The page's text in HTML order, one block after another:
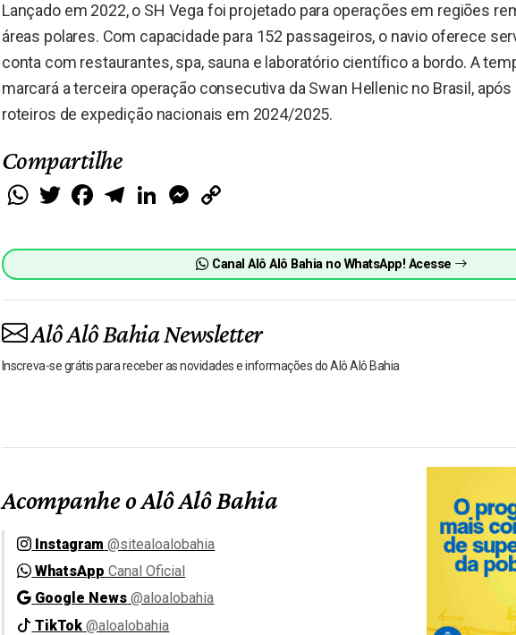
Lançado em 2022, o SH Vega foi projetado para operações em regiões
áreas polares. Com capacidade para 152 passageiros, o navio oferece
conta com restaurantes, spa, sauna e laboratório científico a bordo. A
marcará a terceira operação consecutiva da Swan Hellenic no Brasil,
roteiros de expedição nacionais em 2024/2025.
Compartilhe
WhatsApp
Twitter FacebookTelegramLinkedIn Messenger
Canal Alô Alô Bahia no WhatsApp! Acesse
Alô Alô Bahia Newsletter
Inscreva-se grátis para receber as novidades e informações do Alô Alô Bahia
Acompanhe o Alô Alô Bahia
Instagram @sitealoalobahia
WhatsApp Canal Oficial
Google News @aloalobahia
TikTok @aloalobahia